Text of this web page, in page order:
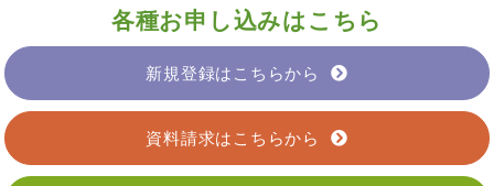
各種お申し込みはこちら
新規登録はこちらから
資料請求はこちらから